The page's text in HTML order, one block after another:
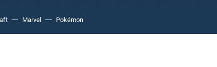
Marvel Pokémon